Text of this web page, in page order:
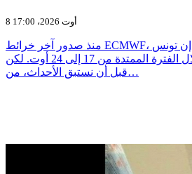
8 أوت 2026، 17:00
منذ صدور آخر خرائط ECMWF، انتشرت تفسيرات تقول إن تونس
ستشهد أمطارًا غزيرة خلال الفترة الممتدة من 17 إلى 24 أوت. لكن
قبل أن نستبق الأحداث، من…